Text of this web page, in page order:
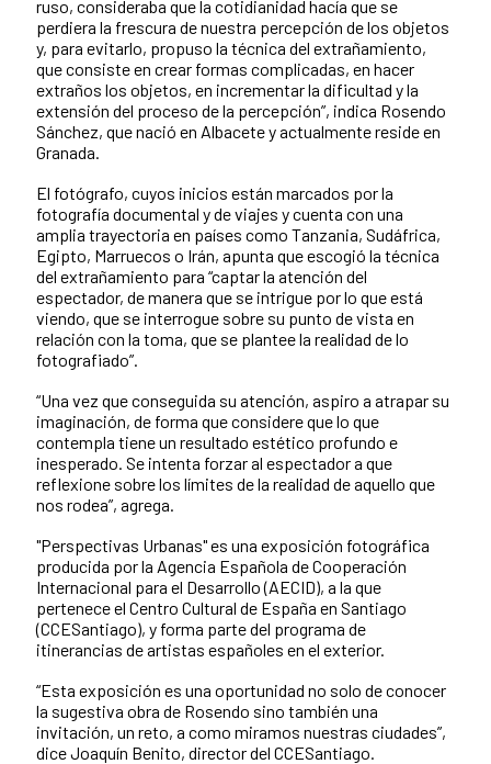
ruso, consideraba que la cotidianidad hacía que se
perdiera la frescura de nuestra percepción de los objetos
y, para evitarlo, propuso la técnica del extrañamiento,
que consiste en crear formas complicadas, en hacer
extraños los objetos, en incrementar la dificultad y la
extensión del proceso de la percepción”, indica Rosendo
Sánchez, que nació en Albacete y actualmente reside en
Granada.
El fotógrafo, cuyos inicios están marcados por la
fotografía documental y de viajes y cuenta con una
amplia trayectoria en países como Tanzania, Sudáfrica,
Egipto, Marruecos o Irán, apunta que escogió la técnica
del extrañamiento para “captar la atención del
espectador, de manera que se intrigue por lo que está
viendo, que se interrogue sobre su punto de vista en
relación con la toma, que se plantee la realidad de lo
fotografiado”.
“Una vez que conseguida su atención, aspiro a atrapar su
imaginación, de forma que considere que lo que
contempla tiene un resultado estético profundo e
inesperado. Se intenta forzar al espectador a que
reflexione sobre los límites de la realidad de aquello que
nos rodea”, agrega.
"Perspectivas Urbanas" es una exposición fotográfica
producida por la Agencia Española de Cooperación
Internacional para el Desarrollo (AECID), a la que
pertenece el Centro Cultural de España en Santiago
(CCESantiago), y forma parte del programa de
itinerancias de artistas españoles en el exterior.
“Esta exposición es una oportunidad no solo de conocer
la sugestiva obra de Rosendo sino también una
invitación, un reto, a como miramos nuestras ciudades”,
dice Joaquín Benito, director del CCESantiago.